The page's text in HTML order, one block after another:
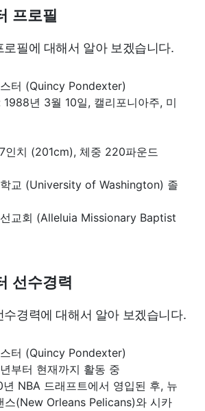
프로필
필에 대해서 알아 보겠습니다.
터 (Quincy Pondexter)
년 3월 10일, 캘리포니아주, 미
인치 (201cm), 체중 220파운드
교 (University of Washington) 졸
교회 (Alleluia Missionary Baptist
선수경력
경력에 대해서 알아 보겠습니다.
터 (Quincy Pondexter)
부터 현재까지 활동 중
NBA 드래프트에서 영입된 후, 뉴
스(New Orleans Pelicans)와 시카